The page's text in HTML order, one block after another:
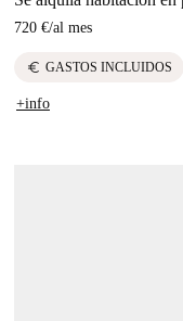
720 €/al mes
euro GASTOS INCLUIDOS
+info